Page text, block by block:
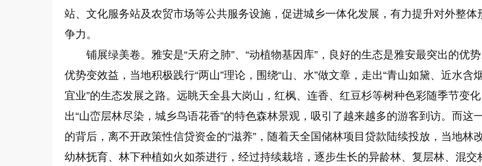
站、文化服务站及农贸市场等公共服务设施，促进城乡一体化发展，有力提升对外整体
争力。
铺展绿美卷。雅安是“天府之肺”、“动植物基因库”，良好的生态是雅安最突出的优
优势变效益，当地积极践行“两山”理论，围绕“山、水”做文章，走出“青山如黛、近水含
宜业”的生态发展之路。远眺天全县大岗山，红枫、连香、红豆杉等树种色彩随季节变
出“山峦层林尽染，城乡鸟语花香”的特色森林景观，吸引了越来越多的游客到访。而这
的背后，离不开政策性信贷资金的“滋养”，随着天全国储林项目贷款陆续投放，当地林
幼林抚育、林下种植如火如荼进行，经过持续栽培，逐步生长的异龄林、复层林、混交